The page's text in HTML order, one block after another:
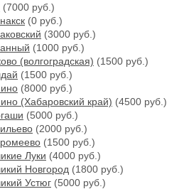
(7000 руб.)
(0 руб.)
(3000 руб.)
(1000 руб.)
(волгоградская) (1500 руб.)
(1500 руб.)
(8000 руб.)
(Хабаровский край) (4500 руб.)
(5000 руб.)
(2000 руб.)
(1500 руб.)
Луки (4000 руб.)
Новгород (1800 руб.)
Устюг (5000 руб.)